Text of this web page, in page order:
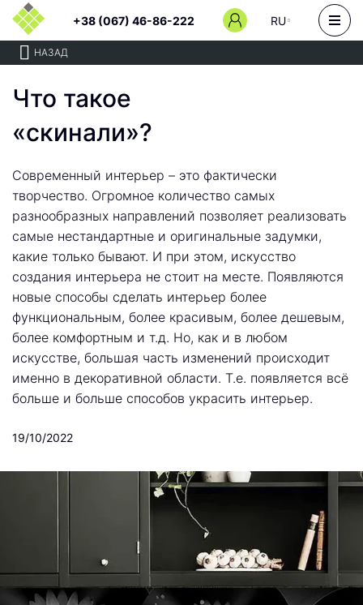
+38 (067) 46-86-222 RU
НАЗАД
Что такое
«скинали»?
Современный интерьер – это фактически
творчество. Огромное количество самых
разнообразных направлений позволяет реализовать
самые нестандартные и оригинальные задумки,
какие только бывают. И при этом, искусство
создания интерьера не стоит на месте. Появляются
новые способы сделать интерьер более
функциональным, более красивым, более дешевым,
более комфортным и т.д. Но, как и в любом
искусстве, большая часть изменений происходит
именно в декоративной области. Т.е. появляется всё
больше и больше способов украсить интерьер.
19/10/2022